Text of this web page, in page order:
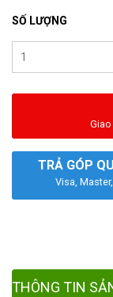
SỐ LƯỢNG
Giao
TRẢ GÓP
Visa,
THÔNG TIN